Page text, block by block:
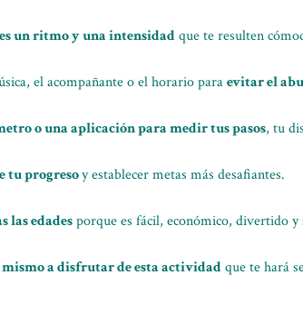
un ritmo y una intensidadque te resulten
el acompañante o el horario paraevitar el
o una aplicación para medir tus pasos, tu
tu progresoy establecer metas más desafiantes.
las edadesporque es fácil, económico, divertido y
a disfrutar de esta actividadque te hará